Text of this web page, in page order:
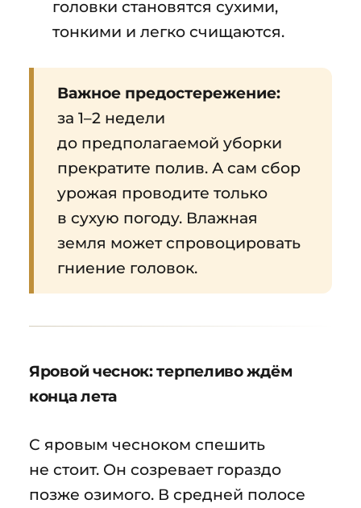
головки становятся сухими,
тонкими и легко счищаются.
Важное предостережение:
за 1–2 недели
до предполагаемой уборки
прекратите полив. А сам сбор
урожая проводите только
в сухую погоду. Влажная
земля может спровоцировать
гниение головок.
Яровой чеснок: терпеливо ждём
конца лета
С яровым чесноком спешить
не стоит. Он созревает гораздо
позже озимого. В средней полосе